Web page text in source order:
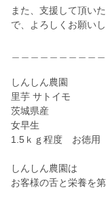
また、支援して頂い
で、よろしくお願いし
しんしん農園
里芋 サトイモ
茨城県産
女早生
1.5ｋｇ程度 お徳用
しんしん農園は
お客様の舌と栄養を第